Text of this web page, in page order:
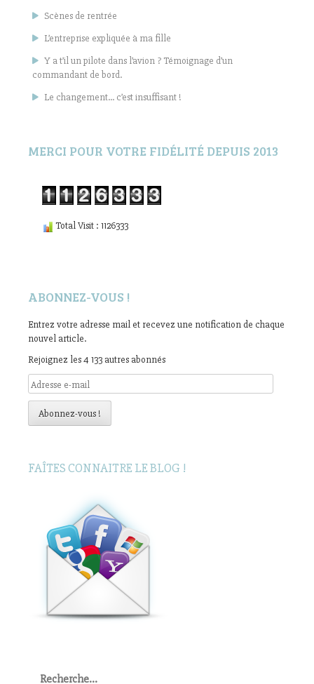
Scènes de rentrée
L’entreprise expliquée à ma fille
Y a t’il un pilote dans l’avion ? Témoignage d’un
commandant de bord.
Le changement… c’est insuffisant !
MERCI POUR VOTRE FIDÉLITÉ DEPUIS 2013
Total Visit : 1126333
ABONNEZ-VOUS !
Entrez votre adresse mail et recevez une notification de chaque
nouvel article.
Rejoignez les 4 133 autres abonnés
Adresse
e-
mailAbonnez-vous !
FAÎTES CONNAITRE LE BLOG !